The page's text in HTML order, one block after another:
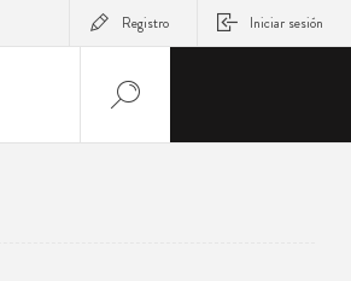
Registro Iniciar sesión